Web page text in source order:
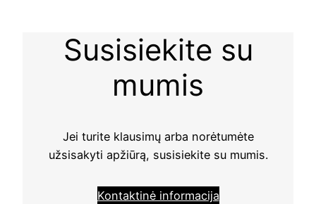
Susisiekite su
mumis
Jei turite klausimų arba norėtumėte
užsisakyti apžiūrą, susisiekite su mumis.
Kontaktinė informacija